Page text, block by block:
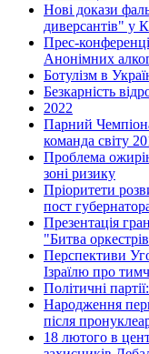
Нові докази
диверсантів" у
Прес-
Анонімних
Ботулізм в
Безкарність
2022
Парний
команда світу
Проблема
зоні ризику
Пріоритети
пост
Презентація
"Битва
Перспективи
Ізраїлю про
Політичні
Народження
після
18 лютого в